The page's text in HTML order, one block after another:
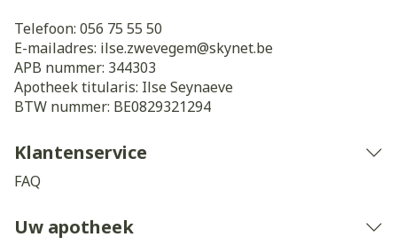
Telefoon: 056 75 55 50
E-mailadres: ilse.zwevegem@skynet.be
APB nummer: 344303
Apotheek titularis: Ilse Seynaeve
BTW nummer: BE0829321294
Klantenservice
FAQ
Uw apotheek